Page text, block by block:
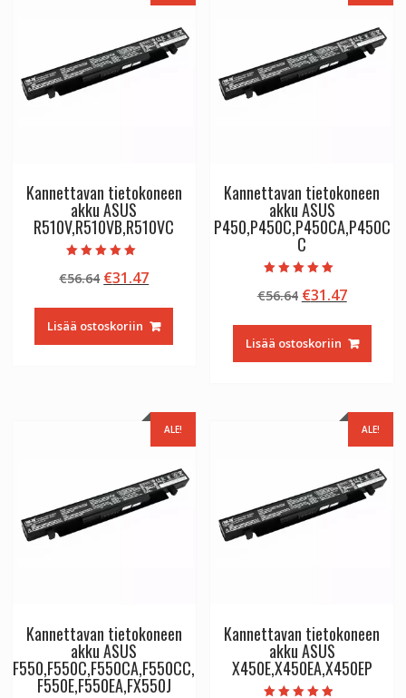
Kannettavan tietokoneen
akku ASUS
R510V,R510VB,R510VC
tuotteesta:
5.00
€56.64 Alkuperäinen
oli:
€56.64.
€31.47Nykyinen
on:
€31.47.
Lisää ostoskoriin
Kannettavan tietokoneen
akku ASUS
P450,P450C,P450CA,P450C
C
tuotteesta:
5.00
€56.64 Alkuperäinen
oli:
€56.64.
€31.47
on:
€31.47.
Lisää ostoskoriin
ALE!
Kannettavan tietokoneen
akku ASUS
F550,F550C,F550CA,F550CC,
F550E,F550EA,FX550J
ALE!
Kannettavan tietokoneen
akku ASUS
X450E,X450EA,X450EP